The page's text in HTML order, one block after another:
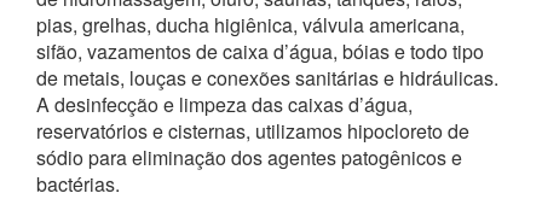
pias, grelhas, ducha higiênica, válvula americana,
sifão, vazamentos de caixa d’água, bóias e todo tipo
de metais, louças e conexões sanitárias e hidráulicas.
A desinfecção e limpeza das caixas d’água,
reservatórios e cisternas, utilizamos hipocloreto de
sódio para eliminação dos agentes patogênicos e
bactérias.